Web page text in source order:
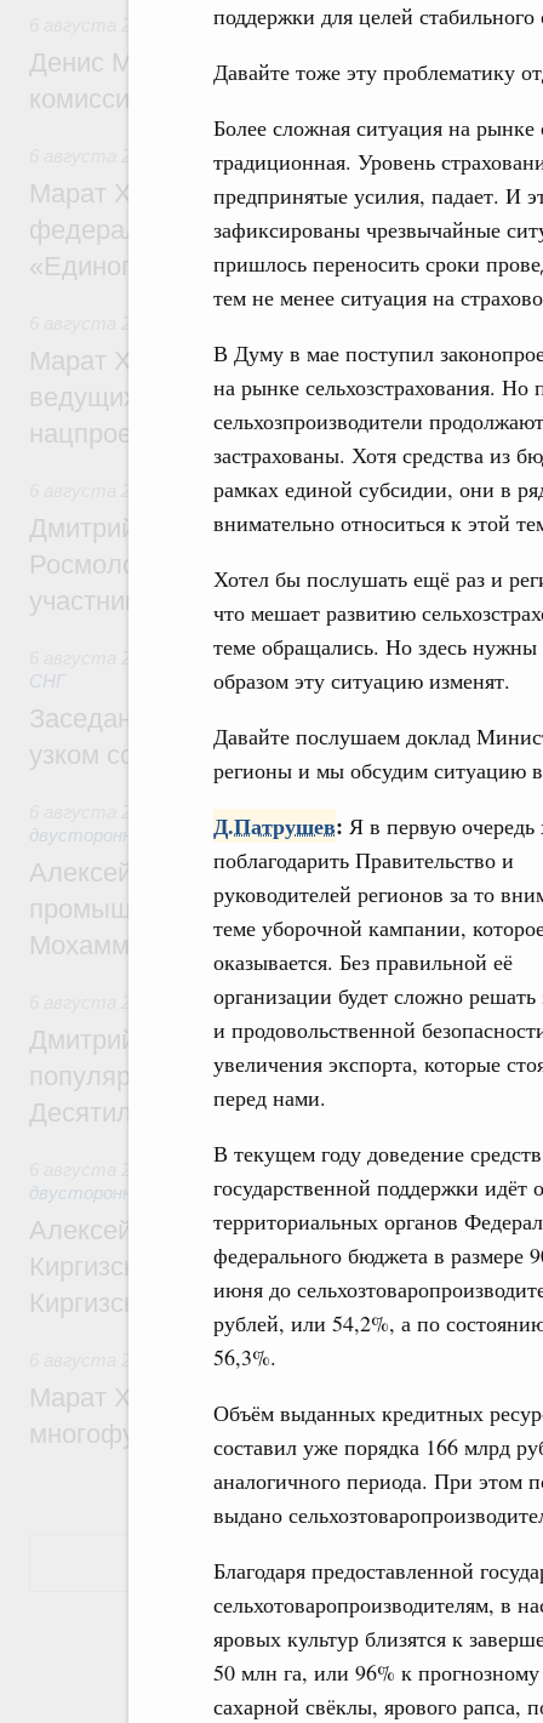
поддержки для целей
Давайте тоже эту проблематику
Более сложная ситуация на
традиционная. Уровень
предпринятые усилия, падает. И
зафиксированы чрезвычайные
пришлось переносить сроки
тем не менее ситуация на
В Думу в мае поступил
на рынке сельхозстрахования.
сельхозпроизводители
застрахованы. Хотя средства из
рамках единой субсидии, они в
внимательно относиться к этой
Хотел бы послушать ещё раз и
что мешает развитию
теме обращались. Но здесь
образом эту ситуацию изменят.
Давайте послушаем доклад
регионы и мы обсудим ситуацию
Д.Патрушев: Я в первую очередь
поблагодарить Правительство и
руководителей регионов за то
теме уборочной кампании,
оказывается. Без правильной её
организации будет сложно решать
и продовольственной
увеличения экспорта, которые
перед нами.
В текущем году доведение средств
государственной поддержки
территориальных органов
федерального бюджета в
июня до
рублей, или 54,2%, а по
56,3%.
Объём выданных кредитных
составил уже порядка 166 млрд
аналогичного периода. При этом
выдано
Благодаря предоставленной
сельхотоваропроизводителям, в
яровых культур близятся к
50 млн га, или 96% к
сахарной свёклы, ярового рапса,
Общие вопросы промышленной политики
Денис Мантуров провёл заседание
комиссии по промышленности
Регулирование в сфере строительства
Марат Хуснуллин: Более 130
федерального значения построено под
«Единого заказчика»
Марат Хуснуллин: Порядка 200
ведущих к спортивным объектам,
нацпроекту «Инфраструктура для
Молодёжная политика
Дмитрий Чернышенко, Сергей Кравцов и
Росмолодёжи Григорий Гуров
участников проекта «Кольцо открытий»
Евразийский экономический союз.
СНГ
Заседание Евразийского
узком составе
Экономические отношения с
двусторонней основе
Алексей Оверчук провёл рабочую
промышленности, недропользования и
Мохаммадом Атабаком
Внутренний и въездной туризм
Дмитрий Чернышенко: Порядка 110
популярного туризма в 35 регионах
Десятилетия науки и технологий
Экономические и гуманитарные
двусторонней основе
Алексей Оверчук принял участие в
Киргизского экономического форума и
Киргизской межрегиональной
Дорожное хозяйство
Марат Хуснуллин: На двух скоростных
многофункциональные зоны дорожного
Показать еще